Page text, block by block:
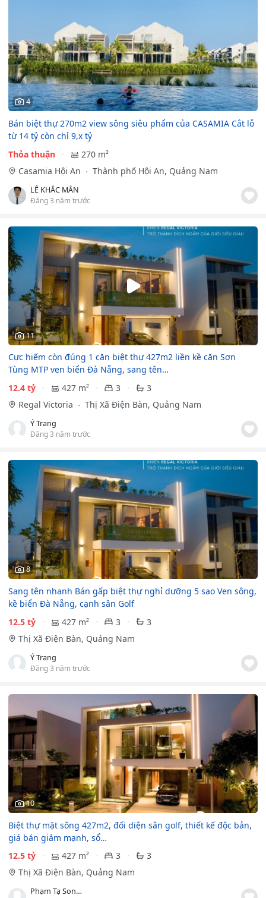
4
Bán biệt thự 270m2 view sông siêu phẩm của CASAMIA Cắt lỗ
từ 14 tỷ còn chỉ 9,x tỷ
Thỏa thuận
270 m²
Casamia Hội An
Thành phố Hội An, Quảng Nam
LÊ KHẮC MẪN
Đăng 3 năm trước
11
Cực hiếm còn đúng 1 căn biệt thự 427m2 liền kề căn Sơn
Tùng MTP ven biển Đà Nẵng, sang tên…
12.4 tỷ
427 m² 3
3
Regal Victoria
Thị Xã Điện Bàn, Quảng Nam
Ý Trang
Đăng 3 năm trước
8
Sang tên nhanh Bán gấp biệt thự nghỉ dưỡng 5 sao Ven sông,
kề biển Đà Nẵng, cạnh sân Golf
12.5 tỷ
427 m² 3
3
Thị Xã Điện Bàn, Quảng Nam
Ý Trang
Đăng 3 năm trước
10
Biệt thự mặt sông 427m2, đối diện sân golf, thiết kế độc bản,
giá bán giảm mạnh, sổ…
12.5 tỷ
427 m² 3
3
Thị Xã Điện Bàn, Quảng Nam
Phạm Tạ Song An